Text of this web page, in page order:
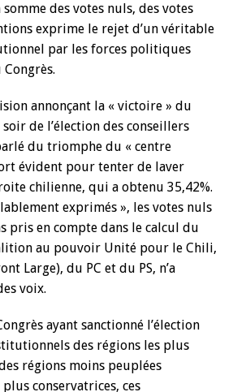
somme des votes nuls, des votes
exprime le rejet d’un véritable
par les forces politiques
annonçant la « victoire » du
de l’élection des conseillers
du triomphe du « centre
évident pour tenter de laver
chilienne, qui a obtenu 35,42%.
exprimés », les votes nuls
pris en compte dans le calcul du
au pouvoir Unité pour le Chili,
Large), du PC et du PS, n’a
voix.
ayant sanctionné l’élection
des régions les plus
régions moins peuplées
conservatrices, ces